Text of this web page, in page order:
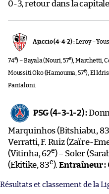
0-3, retour dans la
Ajaccio (4-4-2) :Leroy –
74e) – Bayala (Nouri, 57e), Marchetti,
Moussiti Oko (Hamouma, 57e), El
Pantaloni.
PSG (4-3-1-2) :
Marquinhos (Bitshiabu, 83
Verratti, F. Ruiz (Zaïre-
(Vitinha, 62e) – Soler
(Ekitike, 83e).Entraîneur :
Résultats et classement de la